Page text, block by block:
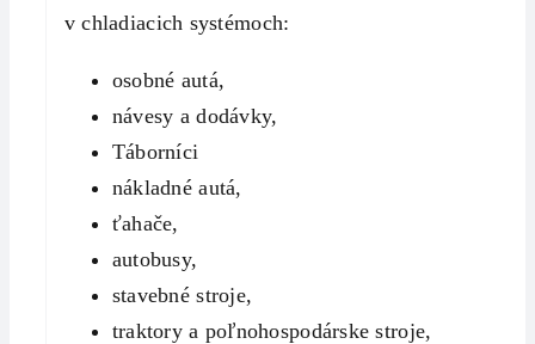
v chladiacich systémoch:
osobné autá,
návesy a dodávky,
Táborníci
nákladné autá,
ťahače,
autobusy,
stavebné stroje,
traktory a poľnohospodárske stroje,